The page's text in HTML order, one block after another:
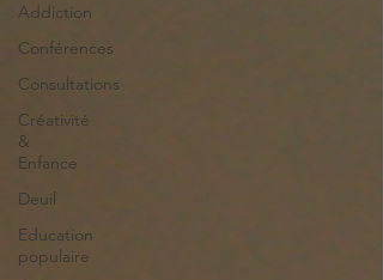
Addiction
Conférences
Consultations
Créativité
&
Enfance
Deuil
Education
populaire